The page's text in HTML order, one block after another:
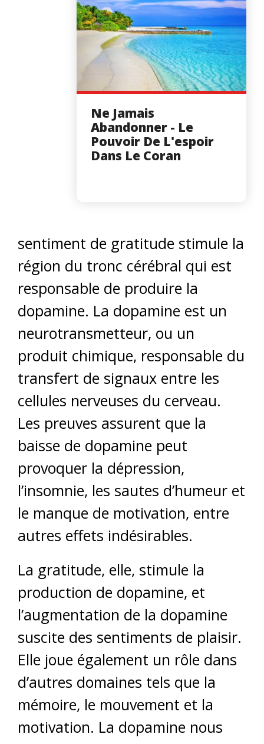
Ne Jamais
Abandonner - Le
Pouvoir De L'espoir
Dans Le Coran
sentiment de gratitude stimule la
région du tronc cérébral qui est
responsable de produire la
dopamine. La dopamine est un
neurotransmetteur, ou un
produit chimique, responsable du
transfert de signaux entre les
cellules nerveuses du cerveau.
Les preuves assurent que la
baisse de dopamine peut
provoquer la dépression,
l’insomnie, les sautes d’humeur et
le manque de motivation, entre
autres effets indésirables.
La gratitude, elle, stimule la
production de dopamine, et
l’augmentation de la dopamine
suscite des sentiments de plaisir.
Elle joue également un rôle dans
d’autres domaines tels que la
mémoire, le mouvement et la
motivation. La dopamine nous